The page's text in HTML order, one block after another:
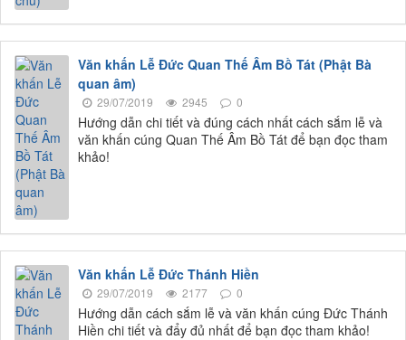
Văn khấn Lễ Đức Quan Thế Âm Bồ Tát (Phật Bà
quan âm)
29/07/2019 2945 0
Hướng dẫn chi tiết và đúng cách nhất cách sắm lễ và
văn khấn cúng Quan Thế Âm Bồ Tát để bạn đọc tham
khảo!
Văn khấn Lễ Đức Thánh Hiền
29/07/2019 2177 0
Hướng dẫn cách sắm lễ và văn khấn cúng Đức Thánh
Hiền chi tiết và đẩy đủ nhất để bạn đọc tham khảo!